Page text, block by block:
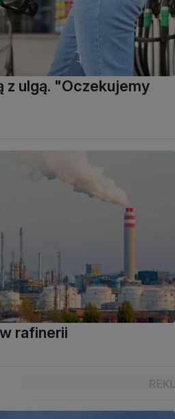
ulgą. "Oczekujemy
rafinerii